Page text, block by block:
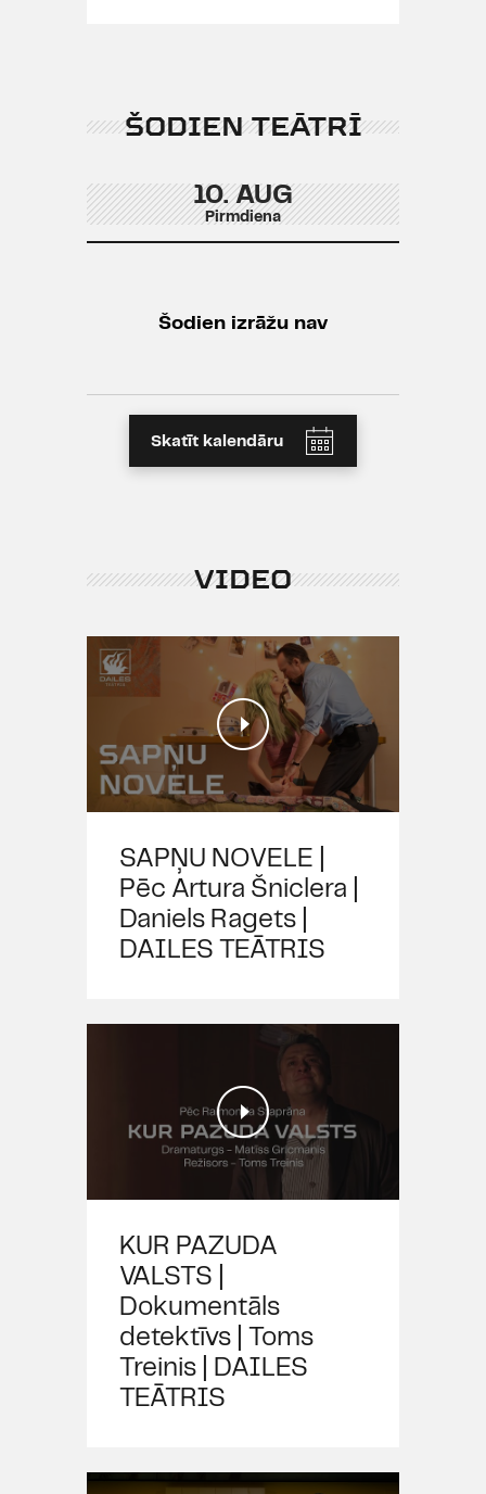
ŠODIEN TEĀTRĪ
10. AUG
Pirmdiena
Šodien izrāžu nav
Skatīt kalendāru
VIDEO
SAPŅU NOVELE |
Pēc Artura Šniclera |
Daniels Ragets |
DAILES TEĀTRIS
KUR PAZUDA
VALSTS |
Dokumentāls
detektīvs | Toms
Treinis | DAILES
TEĀTRIS